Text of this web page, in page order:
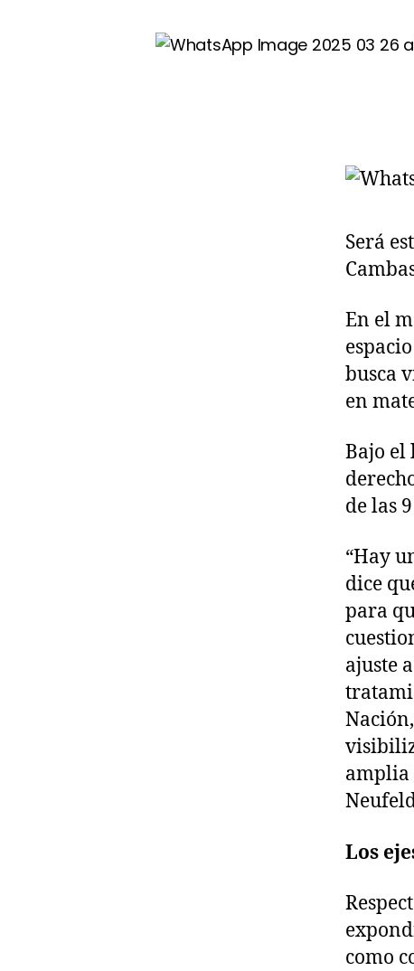
Será
En el
busca
en
Bajo el
de las
“Hay
dice
para
ajuste
amplia
Los
como